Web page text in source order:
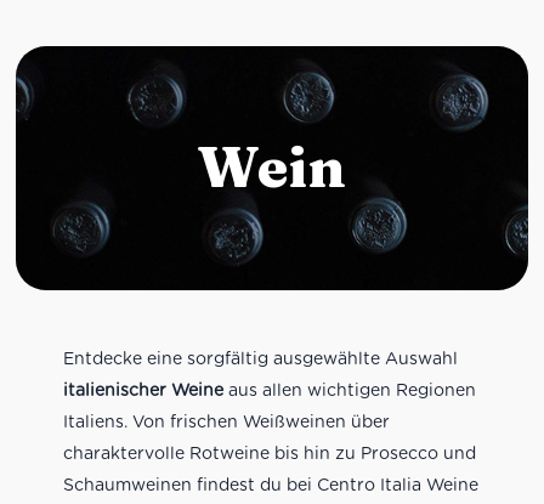
Wein
Entdecke eine sorgfältig ausgewählte Auswahl
italienischer Weineaus allen wichtigen Regionen
Italiens. Von frischen Weißweinen über
charaktervolle Rotweine bis hin zu Prosecco und
Schaumweinen findest du bei Centro Italia Weine